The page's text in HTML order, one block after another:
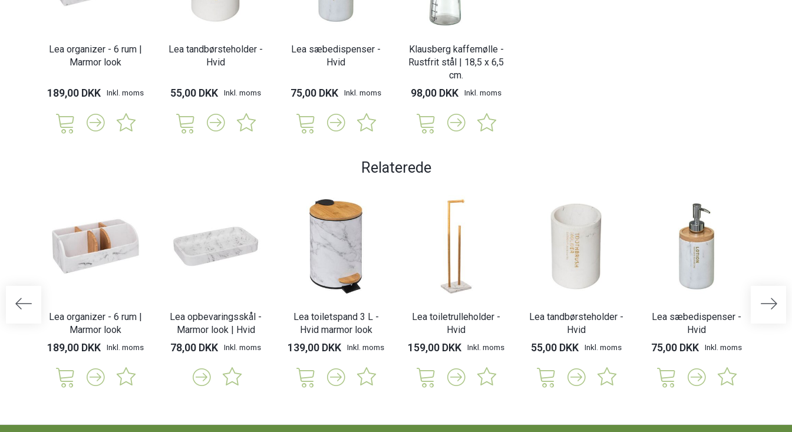
Lea organizer - 6 rum |
Marmor look
189,00 DKK Inkl. moms
Lea tandbørsteholder -
Hvid
55,00 DKK Inkl. moms
Lea sæbedispenser -
Hvid
75,00 DKK Inkl. moms
Klausberg kaffemølle -
Rustfrit stål | 18,5 x 6,5
cm.
98,00 DKK Inkl. moms
Relaterede
Lea organizer - 6 rum |
Marmor look
189,00 DKK Inkl. moms
Lea opbevaringsskål -
Marmor look | Hvid
78,00 DKK Inkl. moms
Lea toiletspand 3 L -
Hvid marmor look
139,00 DKK Inkl. moms
Lea toiletrulleholder -
Hvid
159,00 DKK Inkl. moms
Lea tandbørsteholder -
Hvid
55,00 DKK Inkl. moms
Lea sæbedispenser -
Hvid
75,00 DKK Inkl. moms